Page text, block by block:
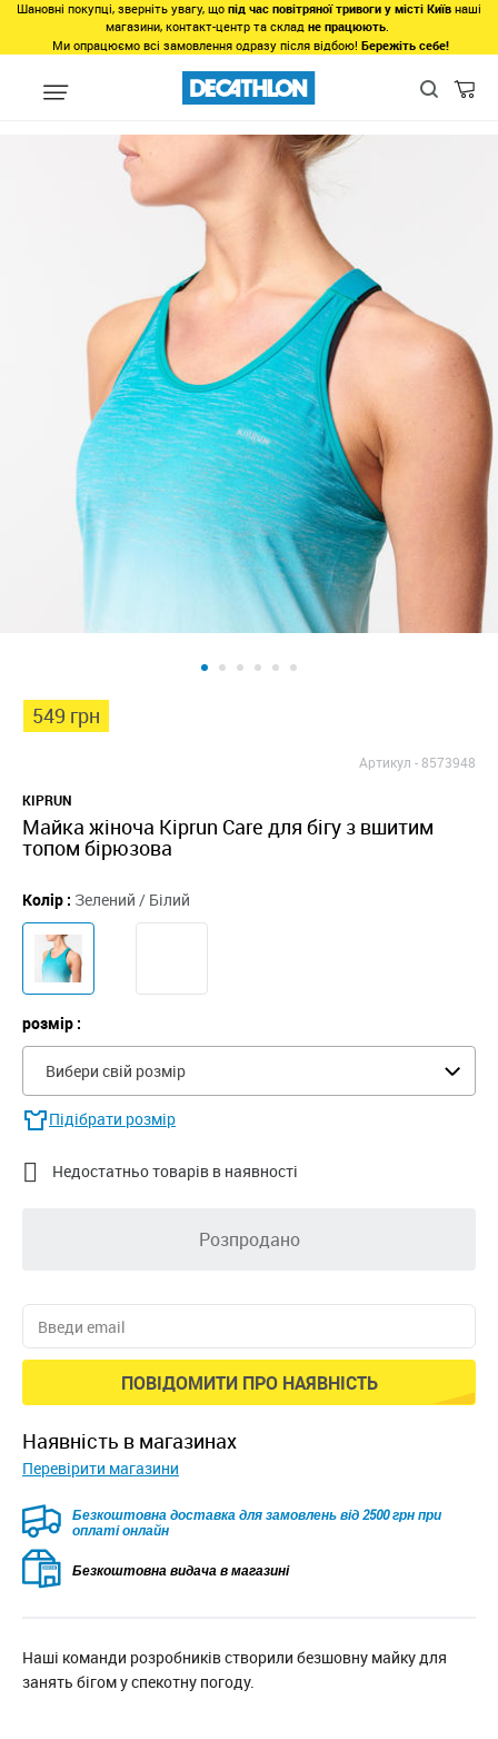
Шановні покупці, зверніть увагу, що під час повітряної тривоги у місті Київ наші
магазини, контакт-центр та склад не працюють.
Ми опрацюємо всі замовлення одразу після відбою! Бережіть себе!
Види спорту Одяг для бігу Футболки, майки для бігу
549 грн
Артикул -8573948
KIPRUN
Майка жіноча Kiprun Care для бігу з вшитим
топом бірюзова
Колір : Зелений / Білий
розмір :
Вибери свій розмір
Підібрати розмір
 Недостатньо товарів в наявності
Розпродано
ПОВІДОМИТИ ПРО НАЯВНІСТЬ
наявність в магазинах
Перевірити магазини
Безкоштовна доставка для замовлень від 2500 грн при
оплаті онлайн
Безкоштовна видача в магазині
Наші команди розробників створили безшовну майку для
занять бігом у спекотну погоду.